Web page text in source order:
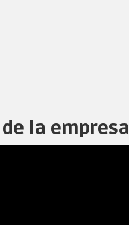
la empresa